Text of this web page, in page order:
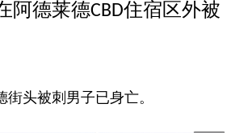
阿德莱德CBD住宿区外被
头被刺男子已身亡。